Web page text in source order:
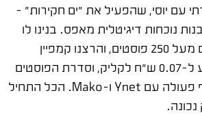
עם יוסי, שהפעיל את "ים חקירות" –
נוכחות דיגיטלית מאפס. בנינו לו
דף פייסבוק, בלוג עם מעל 250 פוסטים, והרצנו קמפיין
ממומן. הקמפיין הגיע ל-0.07 ש"ח לקליק, וסדרת הפוסטים
הובילה בסוף לשיתוף פעולה עם Ynet ו-Mako. הכל התחיל